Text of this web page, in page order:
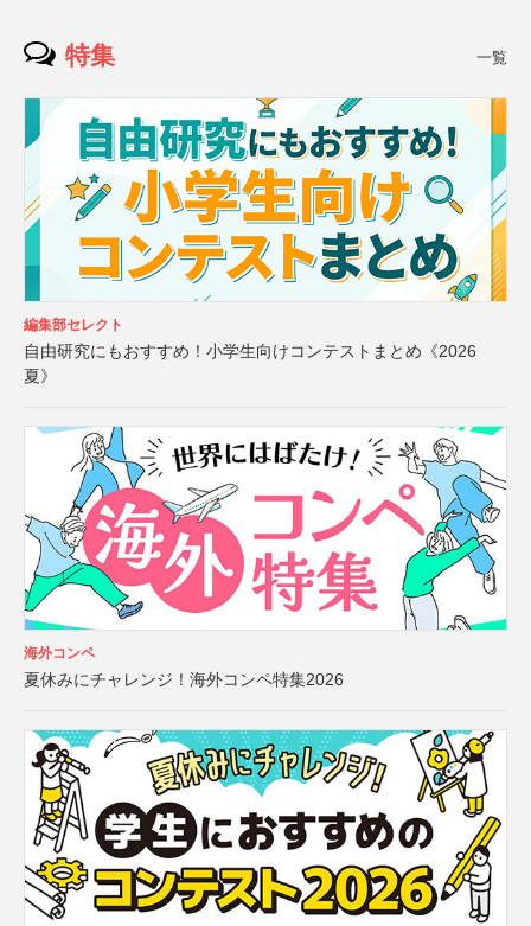
特集 一覧
編集部セレクト
自由研究にもおすすめ！小学生向けコンテストまとめ《2026
夏》
海外コンペ
夏休みにチャレンジ！海外コンペ特集2026